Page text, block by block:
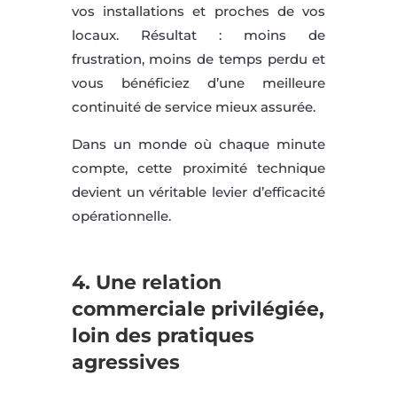
vos installations et proches de vos
locaux. Résultat : moins de
frustration, moins de temps perdu et
vous bénéficiez d’une meilleure
continuité de service mieux assurée.
Dans un monde où chaque minute
compte, cette proximité technique
devient un véritable levier d’efficacité
opérationnelle.
4. Une relation
commerciale privilégiée,
loin des pratiques
agressives